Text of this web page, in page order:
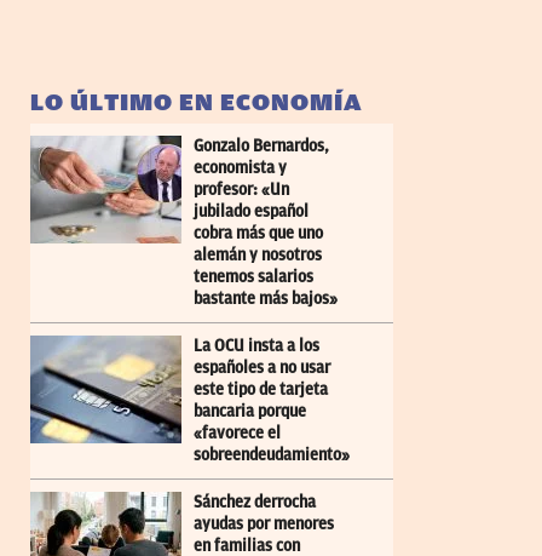
LO ÚLTIMO EN ECONOMÍA
Gonzalo Bernardos,
economista y
profesor: «Un
jubilado español
cobra más que uno
alemán y nosotros
tenemos salarios
bastante más bajos»
La OCU insta a los
españoles a no usar
este tipo de tarjeta
bancaria porque
«favorece el
sobreendeudamiento»
Sánchez derrocha
ayudas por menores
en familias con